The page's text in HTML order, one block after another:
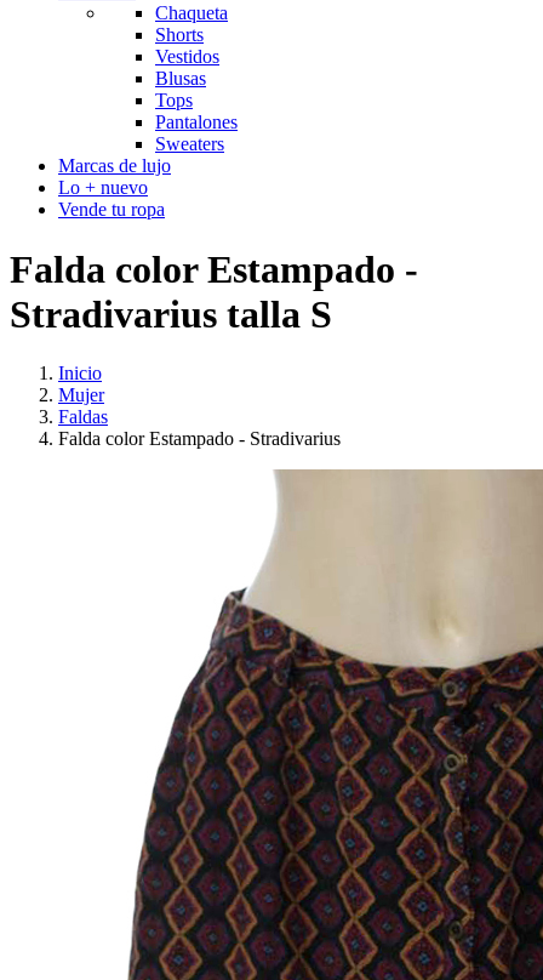
Chaqueta
Shorts
Vestidos
Blusas
Tops
Pantalones
Sweaters
Marcas de lujo
Lo + nuevo
Vende tu ropa
Falda color Estampado -
Stradivarius talla S
Inicio
Mujer
Faldas
Falda color Estampado - Stradivarius